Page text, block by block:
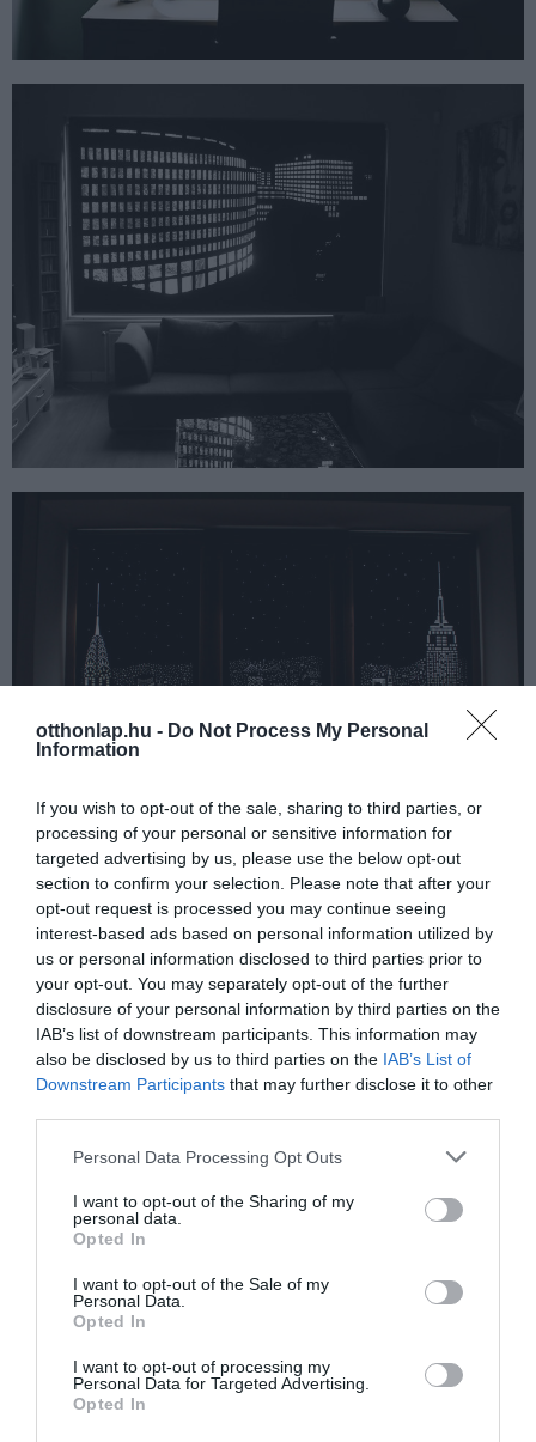
otthonlap.hu - Do Not Process My Personal
Information
If you wish to opt-out of the sale, sharing to third parties, or
processing of your personal or sensitive information for
targeted advertising by us, please use the below opt-out
section to confirm your selection. Please note that after your
opt-out request is processed you may continue seeing
interest-based ads based on personal information utilized by
us or personal information disclosed to third parties prior to
your opt-out. You may separately opt-out of the further
disclosure of your personal information by third parties on the
IAB’s list of downstream participants. This information may
also be disclosed by us to third parties on the IAB’s List of
Downstream Participants that may further disclose it to other
Please note that this website/app uses one or more Google
not limited to your visit or usage behaviour. You may click to
grant or deny consent to Google and its third-party tags to
use your data for below specified purposes in below Google
consent section.
Personal Data Processing Opt Outs
I want to opt-out of the Sharing of my
personal data.
Opted In
I want to opt-out of the Sale of my
Personal Data.
Opted In
I want to opt-out of processing my
Personal Data for Targeted Advertising.
Opted In
Szuper, ugye?
Bővebben:HoleRoll, képek:holeroll.com